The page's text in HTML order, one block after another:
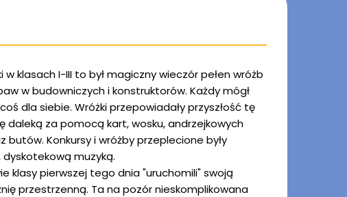
w klasach I-III to był magiczny wieczór pełen wróżb
w budowniczych i konstruktorów. Każdy mógł
dla siebie. Wróżki przepowiadały przyszłość tę
daleką za pomocą kart, wosku, andrzejkowych
butów. Konkursy i wróżby przeplecione były
dyskotekową muzyką.
klasy pierwszej tego dnia "uruchomili" swoją
przestrzenną. Ta na pozór nieskomplikowana